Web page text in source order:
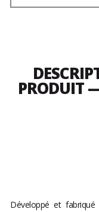
PRODUIT
Développé et